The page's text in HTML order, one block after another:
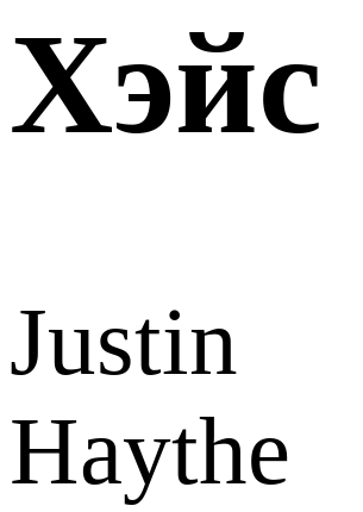
Хэйс
Justin
Haythe